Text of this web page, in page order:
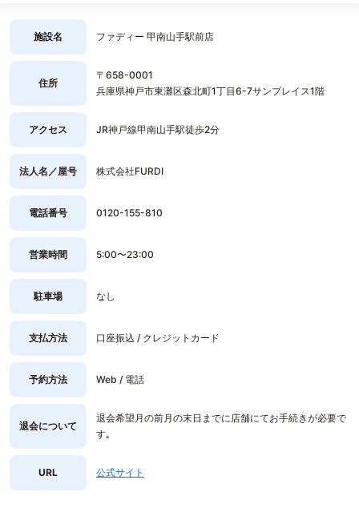
施設名 ファディー 甲南山手駅前店
住所
〒658-0001
兵庫県神戸市東灘区森北町1丁目6-7サンプレイス1階
アクセス JR神戸線甲南山手駅徒歩2分
法人名／屋号 株式会社FURDI
電話番号 0120-155-810
営業時間 5:00〜23:00
駐車場 なし
支払方法 口座振込 / クレジットカード
予約方法 Web / 電話
退会について
退会希望月の前月の末日までに店舗にてお手続きが必要で
す｡
URL 公式サイト